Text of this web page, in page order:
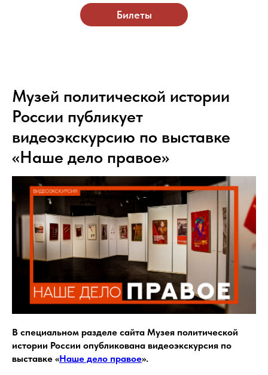
Билеты
Музей политической истории
России публикует
видеоэкскурсию по выставке
«Наше дело правое»
В специальном разделе сайта Музея политической
истории России опубликована видеоэкскурсия по
выставке «Наше дело правое».